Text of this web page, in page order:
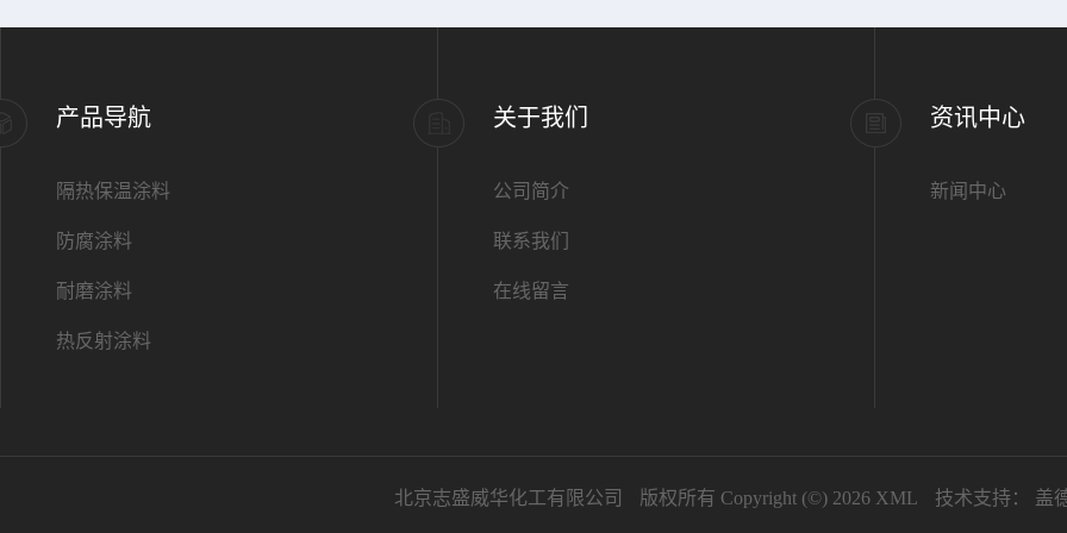
产品导航
隔热保温涂料
防腐涂料
耐磨涂料
热反射涂料
关于我们
公司简介
联系我们
在线留言
资讯中心
新闻中心
北京志盛威华化工有限公司 版权所有 Copyright (©) 2026 XML 技术支持： 盖